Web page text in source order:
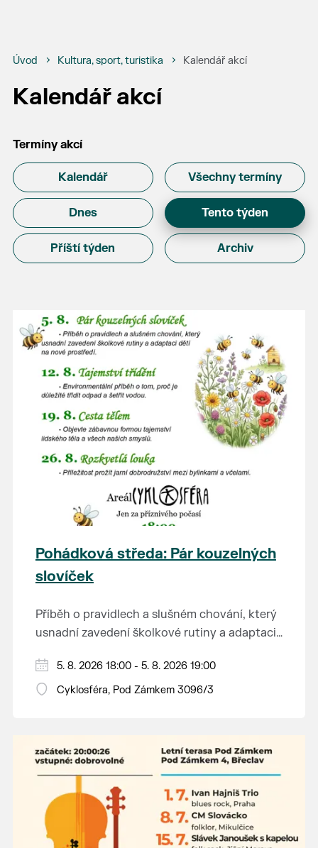
Úvod Kultura, sport, turistika Kalendář akcí
Kalendář akcí
Termíny akcí
Kalendář Všechny termíny
Dnes Tento týden
Příští týden Archiv
Pohádková středa: Pár kouzelných
slovíček
Příběh o pravidlech a slušném chování, který
usnadní zavedení školkové rutiny a adaptaci
Hraje se jen za příznivého počasí.
Vstupné dobrovolné.
5. 8. 2026 18:00 - 5. 8. 2026 19:00
Cyklosféra, Pod Zámkem 3096/3